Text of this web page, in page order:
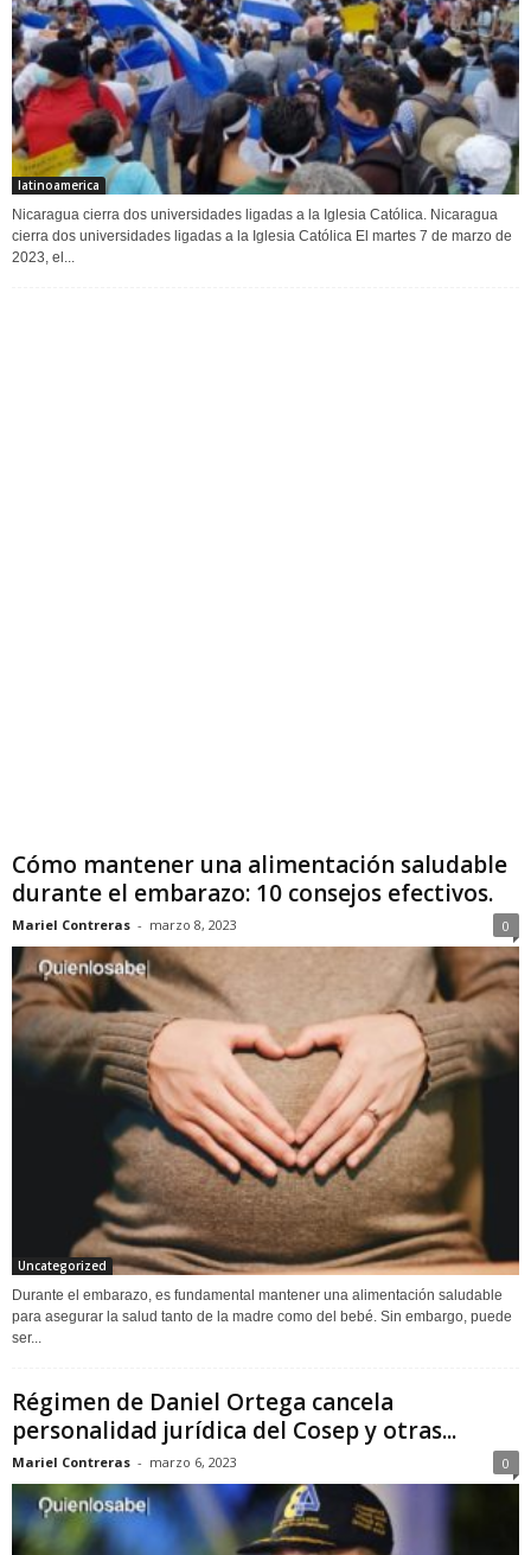
latinoamerica
Nicaragua cierra dos universidades ligadas a la Iglesia Católica. Nicaragua
cierra dos universidades ligadas a la Iglesia Católica El martes 7 de marzo de
2023, el...
Cómo mantener una alimentación saludable
durante el embarazo: 10 consejos efectivos.
Mariel Contreras - marzo 8, 2023 0
Uncategorized
Durante el embarazo, es fundamental mantener una alimentación saludable
para asegurar la salud tanto de la madre como del bebé. Sin embargo, puede
ser...
Régimen de Daniel Ortega cancela
personalidad jurídica del Cosep y otras...
Mariel Contreras - marzo 6, 2023 0